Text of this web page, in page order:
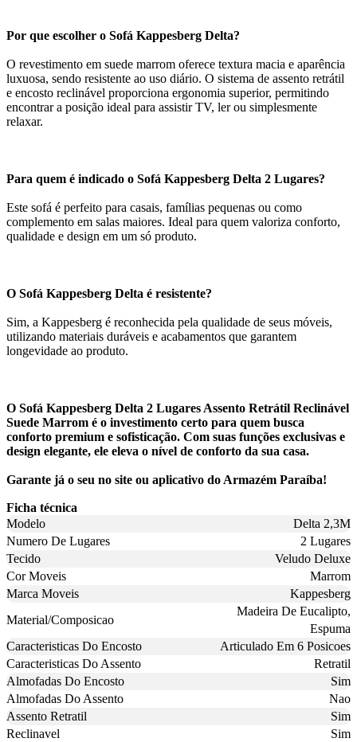
Por que escolher o Sofá Kappesberg Delta?
O revestimento em suede marrom oferece textura macia e aparência
luxuosa, sendo resistente ao uso diário. O sistema de assento retrátil
e encosto reclinável proporciona ergonomia superior, permitindo
encontrar a posição ideal para assistir TV, ler ou simplesmente
relaxar.
Para quem é indicado o Sofá Kappesberg Delta 2 Lugares?
Este sofá é perfeito para casais, famílias pequenas ou como
complemento em salas maiores. Ideal para quem valoriza conforto,
qualidade e design em um só produto.
O Sofá Kappesberg Delta é resistente?
Sim, a Kappesberg é reconhecida pela qualidade de seus móveis,
utilizando materiais duráveis e acabamentos que garantem
longevidade ao produto.
O Sofá Kappesberg Delta 2 Lugares Assento Retrátil Reclinável
Suede Marrom é o investimento certo para quem busca
conforto premium e sofisticação. Com suas funções exclusivas e
design elegante, ele eleva o nível de conforto da sua casa.
Garante já o seu no site ou aplicativo do Armazém Paraíba!
Ficha técnica
Modelo
Delta 2,3M
Numero De Lugares
2 Lugares
Tecido
Veludo Deluxe
Cor Moveis
Marrom
Marca Moveis
Kappesberg
Material/Composicao
Madeira De Eucalipto,
Espuma
Caracteristicas Do Encosto
Articulado Em 6 Posicoes
Caracteristicas Do Assento
Retratil
Almofadas Do Encosto
Sim
Almofadas Do Assento
Nao
Assento Retratil
Sim
Reclinavel
Sim